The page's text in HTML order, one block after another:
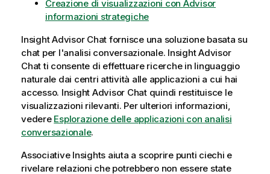
Creazione di visualizzazioni con Advisor
informazioni strategiche
Insight Advisor Chat fornisce una soluzione basata su
chat per l'analisi conversazionale. Insight Advisor
Chatti consente di effettuare ricerche in linguaggio
naturale dai centri attività alle applicazioni a cui hai
accesso. Insight Advisor Chatquindi restituisce le
visualizzazioni rilevanti. Per ulteriori informazioni,
vedere Esplorazione delle applicazioni con analisi
conversazionale.
Associative Insights aiuta a scoprire punti ciechi e
rivelare relazioni che potrebbero non essere state